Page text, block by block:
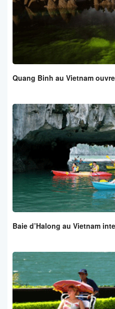
Quang Binh au Vietnam
Baie d’Halong au Vietnam